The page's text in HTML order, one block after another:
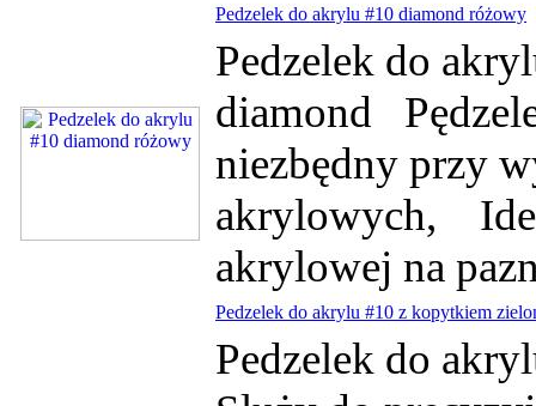
Pedzelek do akrylu #10 diamond różowy
Pedzelek do
diamond
niezbędny przy
akrylowych,
akrylowej na
Pedzelek do akrylu #10 z kopytkiem
Pedzelek do